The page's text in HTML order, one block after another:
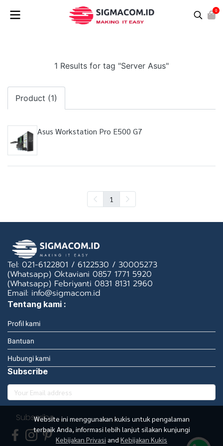
0
1 Results for tag "Server Asus"
Product (1)
Asus Workstation Pro E500 G7
1
Website ini menggunakan kukis untuk pengalaman
terbaik Anda, informasi lebih lanjut silakan kunjungi
Kebijakan Privasi and Kebijakan Kukis
Tel: 021-6122801 / 6122530 / 30005273
(Whatsapp) Oktaviani 0857 1771 5920
(Whatsapp) Febriyanti 0831 8131 2960
Email: info@sigmacom.id
Tentang kami :
Profil kami
Bantuan
Hubungi kami
Subscribe
Subscribe